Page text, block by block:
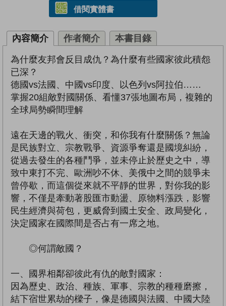
借閱實體書
內容簡介 作者簡介 本書目錄
為什麼友邦會反目成仇？為什麼有些國家彼此積怨
已深？
德國vs法國、中國vs印度、以色列vs阿拉伯……
掌握20組敵對國關係、看懂37張地圖布局，複雜的
全球局勢瞬間理解
遠在天邊的戰火、衝突，和你我有什麼關係？無論
是民族對立、宗教戰爭、資源爭奪還是國境糾紛，
從過去發生的各種鬥爭，並未停止於歷史之中，導
致中東打不完、歐洲吵不休、美俄中之間的競爭未
曾停歇，而這個從來就不平靜的世界，對你我的影
響，不僅是牽動著股匯市動盪、原物料漲跌，影響
民生經濟與荷包，更威脅到國土安全、政局變化，
決定國家在國際間是否占有一席之地。
◎何謂敵國？
一、國界相鄰卻彼此有仇的敵對國家：
因為歷史、政治、種族、軍事、宗教的種種磨擦，
結下宿世累劫的樑子，像是德國與法國、中國大陸